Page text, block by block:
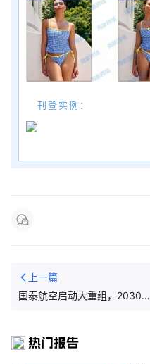
刊登实例：
上一篇
国泰航空启动大重组，2030年
热门报告